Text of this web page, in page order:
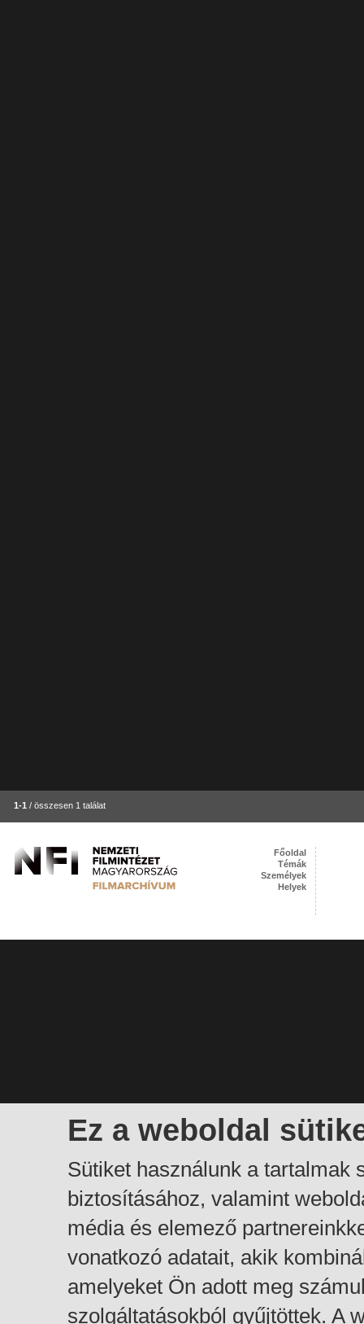
1-1 / összesen 1 találat
Ez a weboldal
Sütiket használunk a tartalmak
biztosításához, valamint
média és elemező
vonatkozó adatait, akik
amelyeket Ön adott meg
szolgáltatásokból gyűjtöttek. A
Főoldal
Témák
Személyek
Helyek